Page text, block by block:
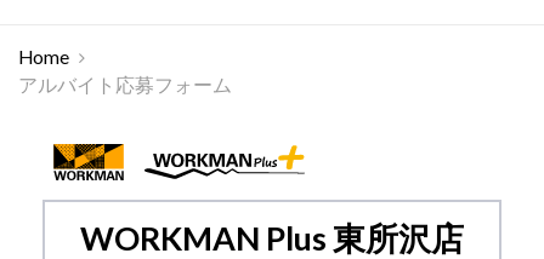
Home
アルバイト応募フォーム
WORKMAN Plus 東所沢店